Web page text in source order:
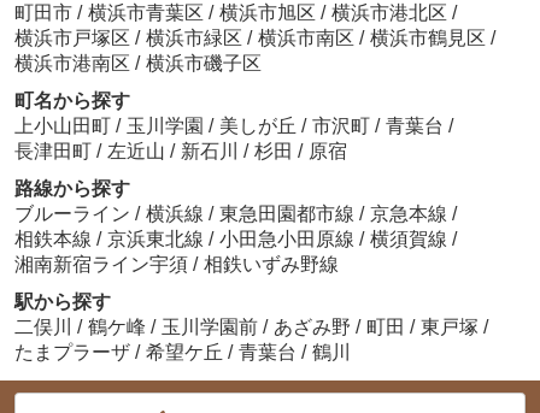
町田市 / 横浜市青葉区 / 横浜市旭区 / 横浜市港北区 /
横浜市戸塚区 / 横浜市緑区 / 横浜市南区 / 横浜市鶴見区 /
横浜市港南区 / 横浜市磯子区
町名から探す
上小山田町 / 玉川学園 / 美しが丘 / 市沢町 / 青葉台 /
長津田町 / 左近山 / 新石川 / 杉田 / 原宿
路線から探す
ブルーライン / 横浜線 / 東急田園都市線 / 京急本線 /
相鉄本線 / 京浜東北線 / 小田急小田原線 / 横須賀線 /
湘南新宿ライン宇須 / 相鉄いずみ野線
駅から探す
二俣川
/ 鶴ケ峰 / 玉川学園前 / あざみ野 / 町田 / 東戸塚 /
たまプラーザ / 希望ケ丘 / 青葉台 / 鶴川